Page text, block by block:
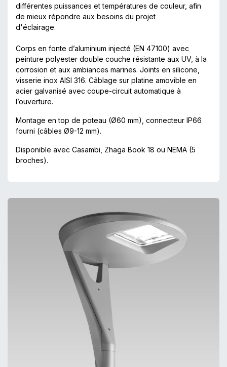
différentes puissances et températures de couleur, afin
de mieux répondre aux besoins du projet
d'éclairage.
Corps en fonte d’aluminium injecté (EN 47100) avec
peinture polyester double couche résistante aux UV, à la
corrosion et aux ambiances marines. Joints en silicone,
visserie inox AISI 316. Câblage sur platine amovible en
acier galvanisé avec coupe-circuit automatique à
l’ouverture.
Montage en top de poteau (Ø60 mm), connecteur IP66
fourni (câbles Ø9-12 mm).
Disponible avec Casambi, Zhaga Book 18 ou NEMA (5
broches).